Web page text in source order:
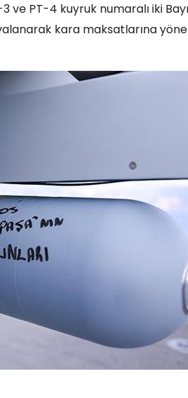
PT-4 kuyruk numaralı iki
kara maksatlarına